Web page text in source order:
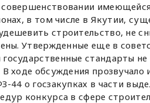
в том числе в Якутии,
строительство, не
Утвержденные еще в
стандарты
ходе обсуждения прозвучало
44 о госзакупках в части
конкурса в сфере